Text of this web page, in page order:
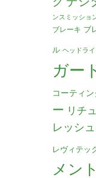
ンスミッショ
ブレーキ ブ
ル ヘッドラ
ガー
コーティ
ー リチ
レッシュ
レヴィテッ
メン